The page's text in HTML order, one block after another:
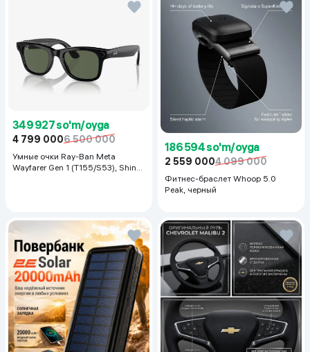
349 927 so'm/oyga
4 799 0006 500 000
Умные очки Ray-Ban Meta
Wayfarer Gen 1 (T155/S53), Shiny
186 594 so'm/oyga
2 559 0004 099 000
Фитнес-браслет Whoop 5.0
Peak, черный